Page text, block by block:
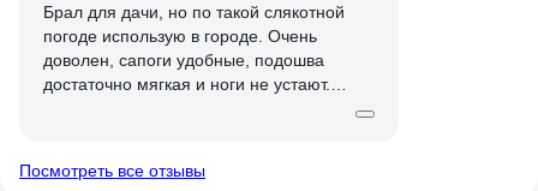
Брал для дачи, но по такой слякотной
погоде использую в городе. Очень
доволен, сапоги удобные, подошва
достаточно мягкая и ноги не устают.
них ходить - на ногах сидят свободно и
Посмотреть все отзывы